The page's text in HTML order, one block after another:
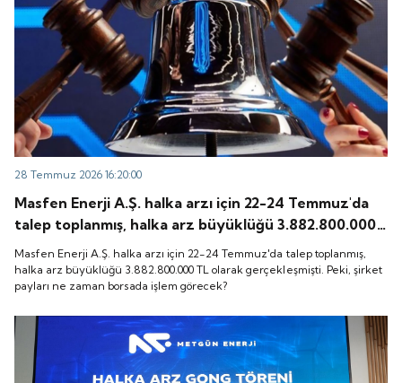
28 Temmuz 2026 16:20:00
Masfen Enerji A.Ş. halka arzı için 22-24 Temmuz'da
talep toplanmış, halka arz büyüklüğü 3.882.800.000
TL olarak gerçekleşmişti. Peki, şirket payları ne
zaman borsada işlem görecek?
Masfen Enerji A.Ş. halka arzı için 22-24 Temmuz'da talep toplanmış,
halka arz büyüklüğü 3.882.800.000 TL olarak gerçekleşmişti. Peki, şirket
payları ne zaman borsada işlem görecek?